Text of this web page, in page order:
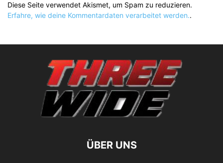
Diese Seite verwendet Akismet, um Spam zu reduzieren.
Erfahre, wie deine Kommentardaten verarbeitet werden..
ÜBER UNS